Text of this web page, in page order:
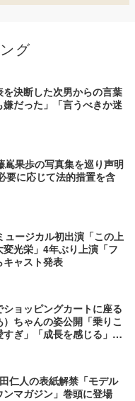
グ
決断した次男からの言葉
嫌だった」「言うべきか迷
嶌果歩の写真集を巡り声明
要に応じて法的措置を含
ュージカル初出演「この上
光栄」4年ぶり上演「フ
キャスト発表
ョッピングカートに座る
ちゃんの姿公開「乗りこ
ぎ」「成長を感じる」の
仁人の表紙解禁「モデル
マガジン」巻頭に登場